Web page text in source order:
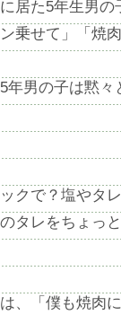
居た5年生男の
乗せて」「焼
年男の子は黙
クで？塩やタ
タレをちょっ
、「僕も焼肉